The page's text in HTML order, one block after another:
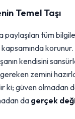
Temel Taşı
paylaşılan tüm
kapsamında
kendisini
zemini
ki; güven olmadan
da gerçek